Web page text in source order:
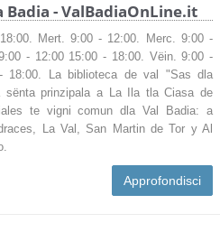
Badia - ValBadiaOnLine.it
Mert. 9:00 - 12:00. Merc. 9:00 -
- 12:00 15:00 - 18:00. Vëin. 9:00 -
18:00. La biblioteca de val "Sas dla
sënta prinzipala a La Ila tla Ciasa de
te vigni comun dla Val Badia: a
La Val, San Martin de Tor y Al
Approfondisci